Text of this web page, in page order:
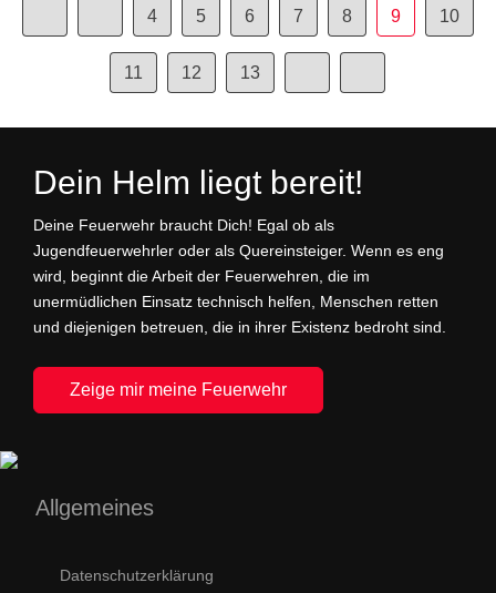
4 5 6 7 8 9 10
11 12 13
Dein Helm liegt bereit!
Deine Feuerwehr braucht Dich! Egal ob als
Jugendfeuerwehrler oder als Quereinsteiger. Wenn es eng
wird, beginnt die Arbeit der Feuerwehren, die im
unermüdlichen Einsatz technisch helfen, Menschen retten
und diejenigen betreuen, die in ihrer Existenz bedroht sind.
Zeige mir meine Feuerwehr
Allgemeines
Datenschutzerklärung